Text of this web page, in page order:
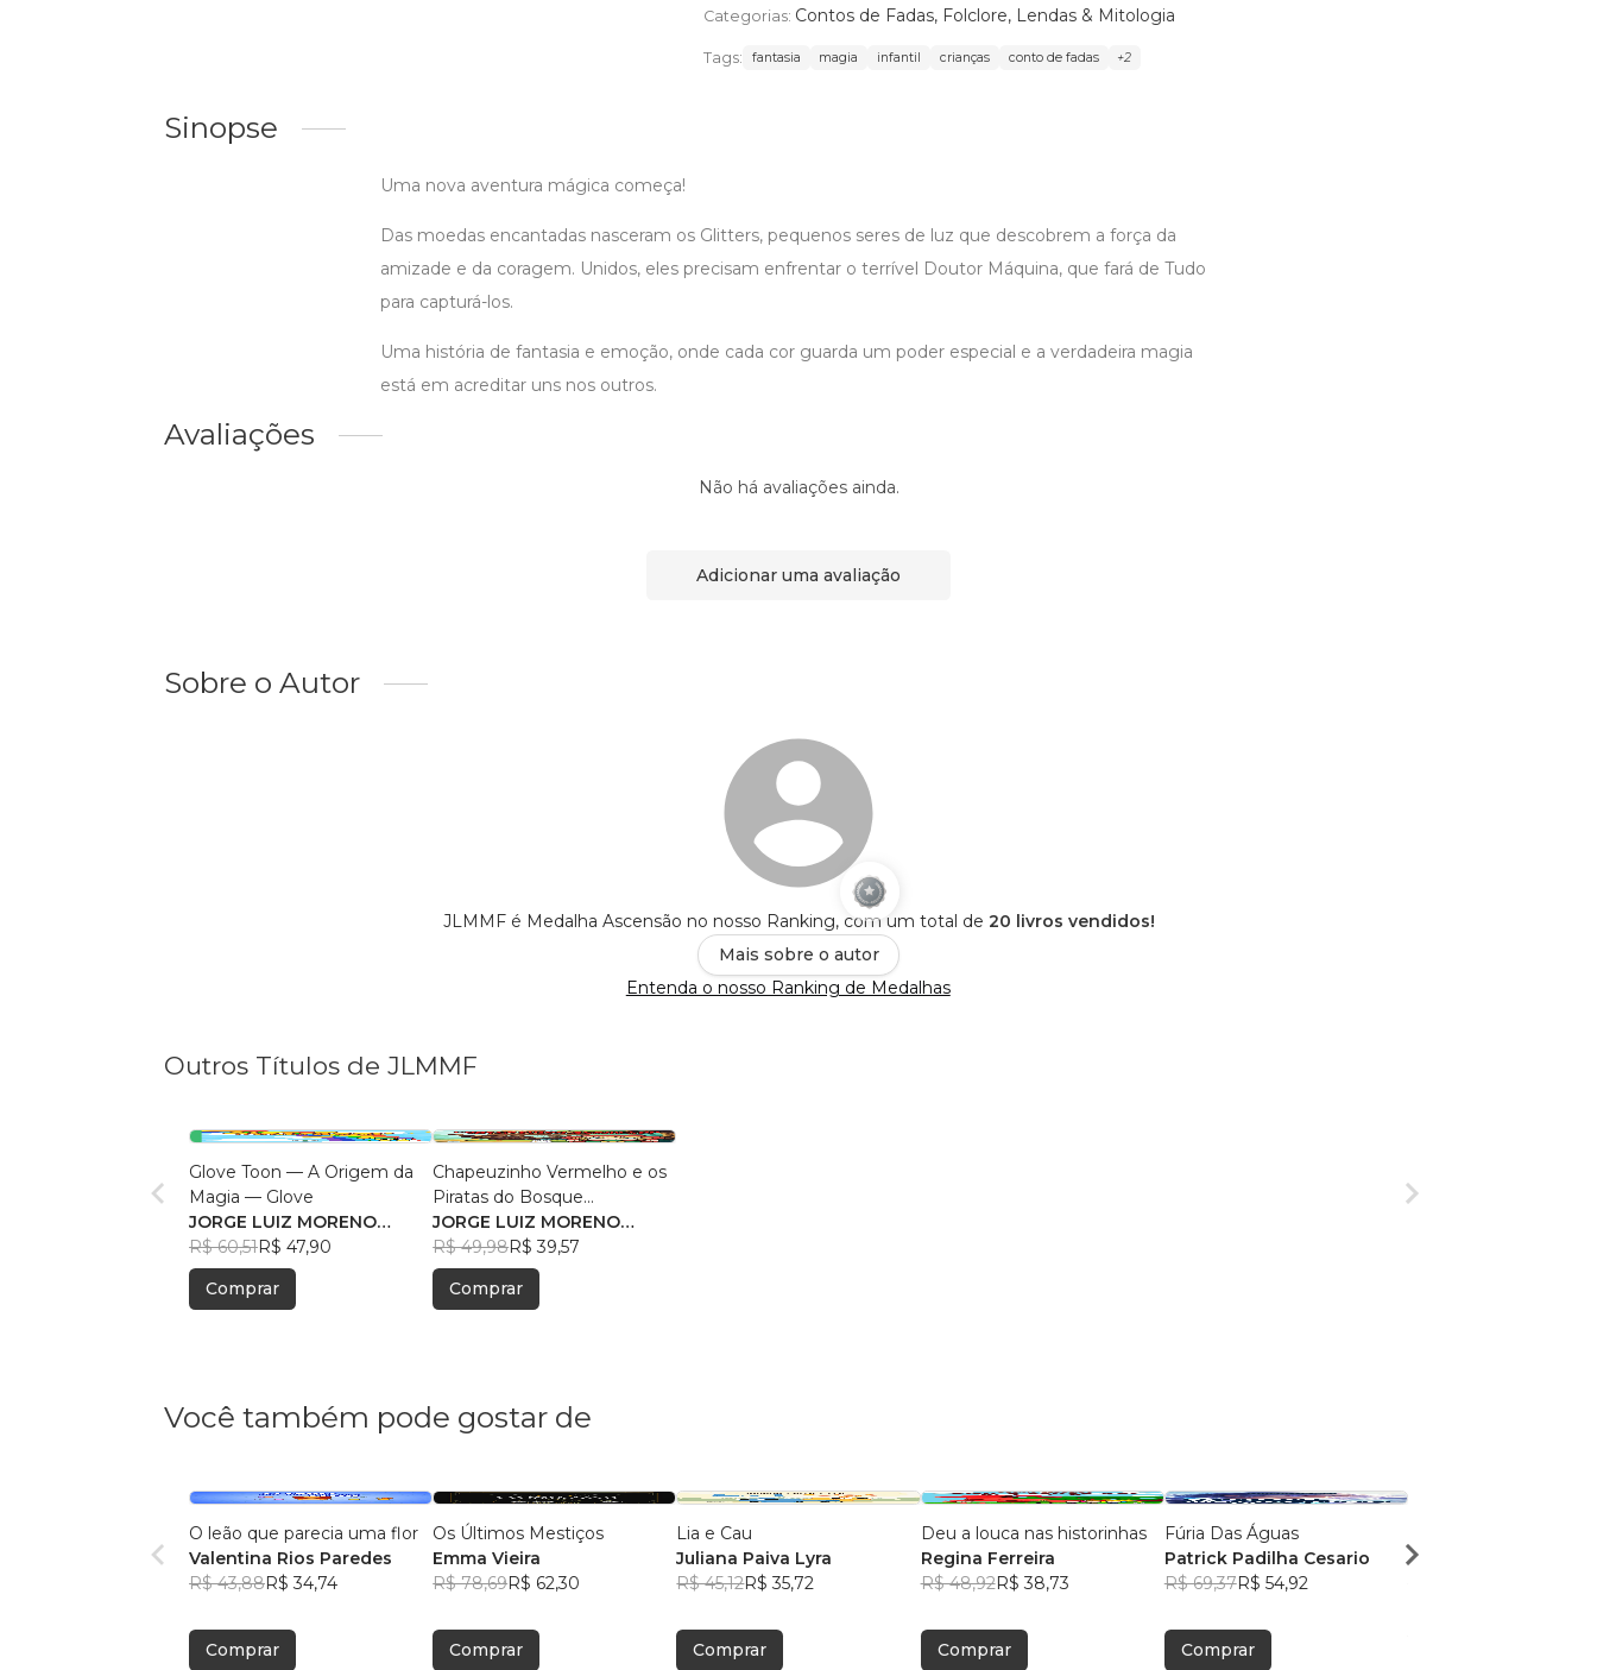
Categorias: Contos de Fadas, Folclore, Lendas & Mitologia
Tags: fantasia magia infantil crianças conto de fadas +2
Sinopse
Uma nova aventura mágica começa!
Das moedas encantadas nasceram os Glitters, pequenos seres de luz que descobrem a força da
amizade e da coragem. Unidos, eles precisam enfrentar o terrível Doutor Máquina, que fará de Tudo
para capturá-los.
Uma história de fantasia e emoção, onde cada cor guarda um poder especial e a verdadeira magia
está em acreditar uns nos outros.
Avaliações
Não há avaliações ainda.
Adicionar uma avaliação
Sobre o Autor
JLMMF é Medalha Ascensão no nosso Ranking, com um total de 20 livros vendidos!
Mais sobre o autor
Entenda o nosso Ranking de Medalhas
Outros Títulos de JLMMF
Glove Toon — A Origem da
Magia — Glove
JORGE LUIZ MORENO
MASCARELLI FILHO
R$ 60,51R$ 47,90
Comprar
Chapeuzinho Vermelho e os
Piratas do Bosque
Encantado
JORGE LUIZ MORENO
MASCARELLI FILHO
R$ 49,98R$ 39,57
Comprar
Você também pode gostar de
O leão que parecia uma flor
Valentina Rios Paredes
R$ 43,88R$ 34,74
Comprar
Os Últimos Mestiços
Emma Vieira
R$ 78,69R$ 62,30
Comprar
Lia e Cau
Juliana Paiva Lyra
R$ 45,12R$ 35,72
Comprar
Deu a louca nas historinhas
Regina Ferreira
R$ 48,92R$ 38,73
Comprar
Fúria Das Águas
Patrick Padilha Cesario
R$ 69,37R$ 54,92
Comprar
Enzo Maia Springer